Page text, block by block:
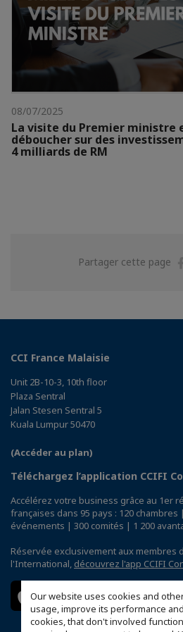
Our website uses cookies and
usage, improve its performance
cookies, that don't involved
08/07/2025
La visite du Premier ministre
déboucher sur des
4 milliards de RM
Partager cette page
CCI France Malaisie
Unit 2B-10-3, 10th floor
Plaza Sentral
Jalan Stesen Sentral 5
Kuala Lumpur 50470
(Accéder au plan)
Téléchargez l’application CCIFI
Accélérez votre business grâce au 1er
françaises dans 95 pays : 120
événements | 300 comités | 1 200
Réservée exclusivement aux membres
l'International, découvrez l'app CCIFI